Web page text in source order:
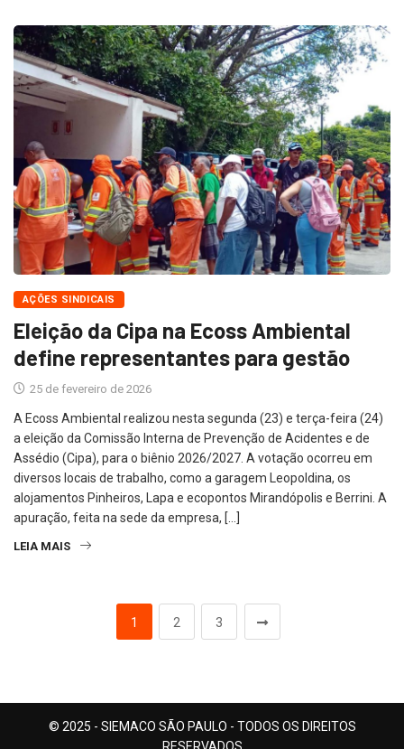
AÇÕES SINDICAIS
Eleição da Cipa na Ecoss Ambiental
define representantes para gestão
25 de fevereiro de 2026
A Ecoss Ambiental realizou nesta segunda (23) e terça-feira (24)
a eleição da Comissão Interna de Prevenção de Acidentes e de
Assédio (Cipa), para o biênio 2026/2027. A votação ocorreu em
diversos locais de trabalho, como a garagem Leopoldina, os
alojamentos Pinheiros, Lapa e ecopontos Mirandópolis e Berrini. A
apuração, feita na sede da empresa, […]
LEIA MAIS
1 2 3
© 2025 - SIEMACO SÃO PAULO - TODOS OS DIREITOS